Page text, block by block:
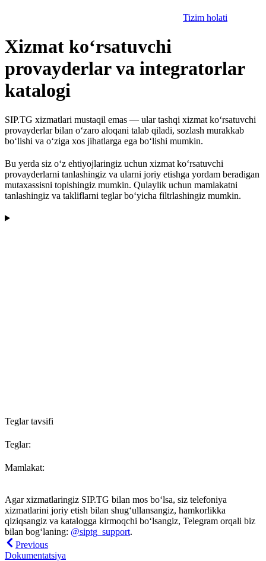
Tizim holati
Xizmat ko‘rsatuvchi
provayderlar va integratorlar
katalogi
SIP.TG xizmatlari mustaqil emas — ular tashqi xizmat ko‘rsatuvchi
provayderlar bilan o‘zaro aloqani talab qiladi, sozlash murakkab
bo‘lishi va o‘ziga xos jihatlarga ega bo‘lishi mumkin.
Bu yerda siz o‘z ehtiyojlaringiz uchun xizmat ko‘rsatuvchi
provayderlarni tanlashingiz va ularni joriy etishga yordam beradigan
mutaxassisni topishingiz mumkin. Qulaylik uchun mamlakatni
tanlashingiz va takliflarni teglar bo‘yicha filtrlashingiz mumkin.
Teglar tavsifi
Teglar:
Mamlakat:
Agar xizmatlaringiz SIP.TG bilan mos bo‘lsa, siz telefoniya
xizmatlarini joriy etish bilan shug‘ullansangiz, hamkorlikka
qiziqsangiz va katalogga kirmoqchi bo‘lsangiz, Telegram orqali biz
bilan bog‘laning: @siptg_support.
Previous
Dokumentatsiya